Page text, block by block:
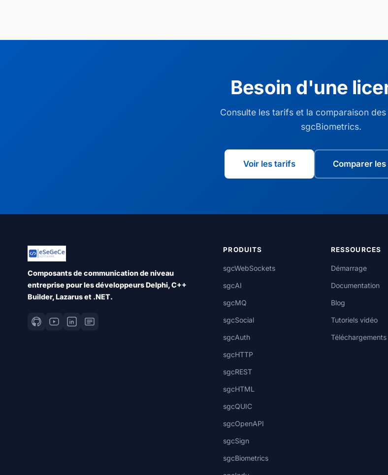
Besoin d'une
Consulte les tarifs et la comparaison
sgcBiometrics.
Voir les tarifs Comparer
Composants de communication de niveau
entreprise pour les développeurs Delphi, C++
Builder, Lazarus et .NET.
PRODUITS
sgcWebSockets
sgcAI
sgcMQ
sgcSocial
sgcAuth
sgcHTTP
sgcREST
sgcHTML
sgcQUIC
sgcOpenAPI
sgcSign
sgcBiometrics
RESSOURCES
Démarrage
Documentation
Blog
Tutoriels vidéo
Téléchargements